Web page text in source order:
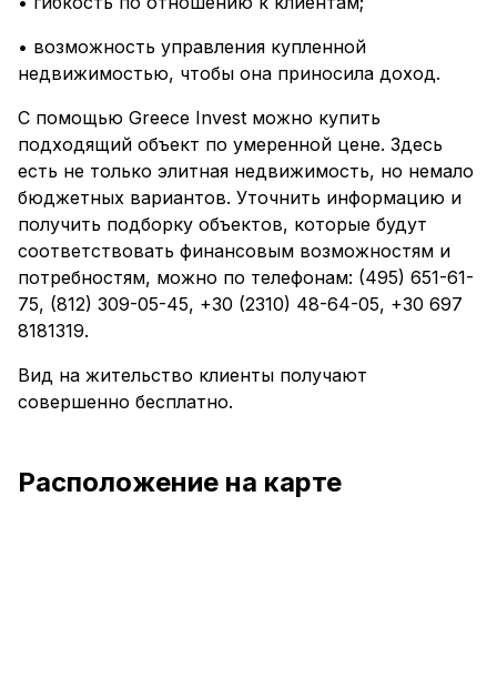
• возможность управления купленной
недвижимостью, чтобы она приносила доход.
С помощью Greece Invest можно купить
подходящий объект по умеренной цене. Здесь
есть не только элитная недвижимость, но немало
бюджетных вариантов. Уточнить информацию и
получить подборку объектов, которые будут
соответствовать финансовым возможностям и
потребностям, можно по телефонам: (495) 651-61-
75, (812) 309-05-45, +30 (2310) 48-64-05, +30 697
8181319.
Вид на жительство клиенты получают
совершенно бесплатно.
Расположение на карте